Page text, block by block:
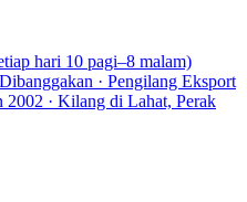
hari 10 pagi–8 malam)
· Pengilang Eksport
· Kilang di Lahat, Perak